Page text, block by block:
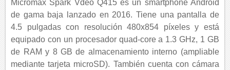
Micromax Spark Vdeo Q415 es un smartphone Android
de gama baja lanzado en 2016. Tiene una pantalla de
4.5 pulgadas con resolución 480x854 píxeles y está
equipado con un procesador quad-core a 1.3 GHz, 1 GB
de RAM y 8 GB de almacenamiento interno (ampliable
mediante tarjeta microSD). También cuenta con cámara